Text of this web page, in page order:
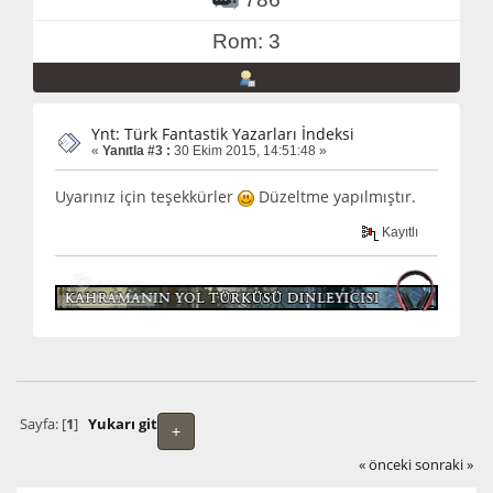
Rom: 3
Ynt: Türk Fantastik Yazarları İndeksi
« Yanıtla #3 : 30 Ekim 2015, 14:51:48 »
Uyarınız için teşekkürler Düzeltme yapılmıştır.
Kayıtlı
+
Sayfa: [1] Yukarı git
« önceki sonraki »